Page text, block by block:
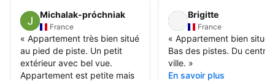
Michalak-próchniak
France
« Appartement très bien situé
au pied de piste. Un petit
extérieur avec bel vue.
Appartement est petite mais
Brigitte
France
« Appartement bien situé.
Bas des pistes. Du centre
ville. »
En savoir plus